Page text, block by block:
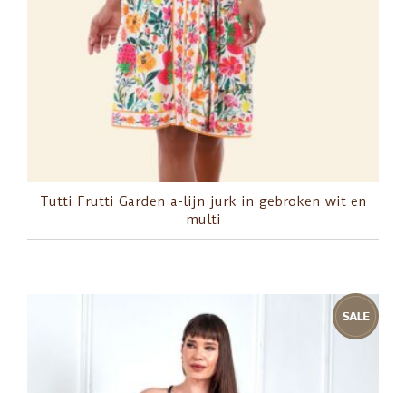
Tutti Frutti Garden a-lijn jurk in gebroken wit en
multi